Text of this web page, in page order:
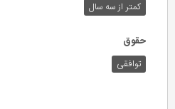
کمتر از سه سال
حقوق
توافقی